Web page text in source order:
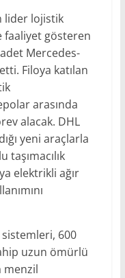
lider lojistik
faaliyet gösteren
Mercedes-
Filoya katılan
arasında
alacak. DHL
yeni araçlarla
elektrikli ağır
600
uzun ömürlü
menzil